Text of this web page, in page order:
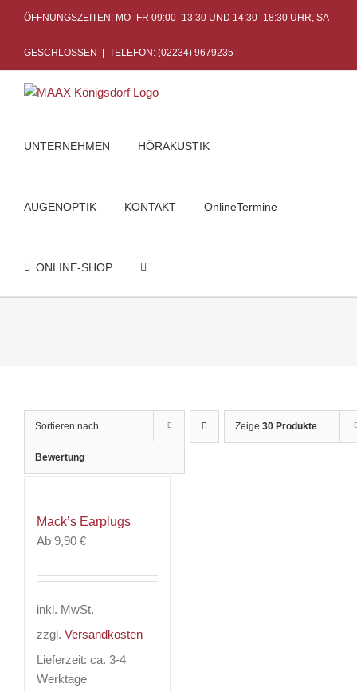
content
ÖFFNUNGSZEITEN: MO–FR 09:00–13:30 UND 14:30–18:30 UHR, SA
GESCHLOSSEN TELEFON: (02234) 9679235
UNTERNEHMEN HÖRAKUSTIK
AUGENOPTIK KONTAKT OnlineTermine
ONLINE-SHOP
Sortieren nach
Bewertung
Zeige 30 Produkte
Mack’s Earplugs
Ab 9,90 €
inkl. MwSt.
zzgl. Versandkosten
Lieferzeit: ca. 3-4
Werktage